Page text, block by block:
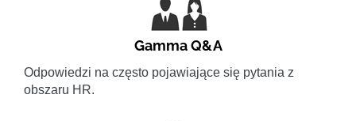
Gamma Q&A
Odpowiedzi na często pojawiające się pytania z
obszaru HR.